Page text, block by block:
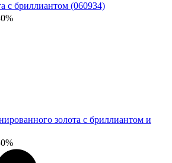
с бриллиантом (060934)
золота с бриллиантом и